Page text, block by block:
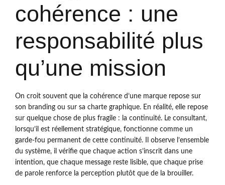
cohérence : une
responsabilité plus
qu’une mission
On croit souvent que la cohérence d’une marque repose sur
son branding ou sur sa charte graphique. En réalité, elle repose
sur quelque chose de plus fragile : la continuité. Le consultant,
lorsqu’il est réellement stratégique, fonctionne comme un
garde-fou permanent de cette continuité. Il observe l’ensemble
du système, il vérifie que chaque action s’inscrit dans une
intention, que chaque message reste lisible, que chaque prise
de parole renforce la perception plutôt que de la brouiller.